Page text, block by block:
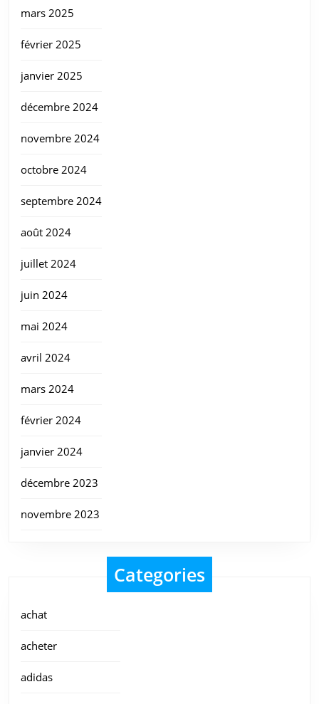
mars 2025
février 2025
janvier 2025
décembre 2024
novembre 2024
octobre 2024
septembre 2024
août 2024
juillet 2024
juin 2024
mai 2024
avril 2024
mars 2024
février 2024
janvier 2024
décembre 2023
novembre 2023
Categories
achat
acheter
adidas